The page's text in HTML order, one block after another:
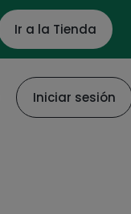
Ir a la Tienda
Iniciar sesión